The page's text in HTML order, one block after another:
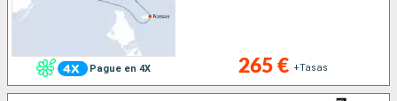
Pague en 4X 265 € +Tasas